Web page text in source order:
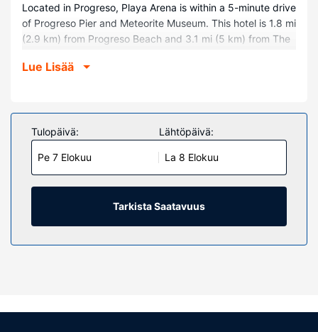
Located in Progreso, Playa Arena is within a 5-minute drive
of Progreso Pier and Meteorite Museum. This hotel is 1.8 mi
(2.9 km) from Progreso Beach and 3.1 mi (5 km) from The
Huoneet
rooms featuring Smart televisions. Complimentary wireless
internet access keeps you connected, and cable
programming is available for your entertainment.
Bathrooms have showers and complimentary toiletries.
Conveniences include ceiling fans and blackout
drapes/curtains, and housekeeping is provided daily.
Kiinteistön miellyttävyys
amenities such as an outdoor pool. This hotel also features
Lue Lisää
Tulopäivä:
Pe 7 Elokuu
Lähtöpäivä:
La 8 Elokuu
Tarkista Saatavuus